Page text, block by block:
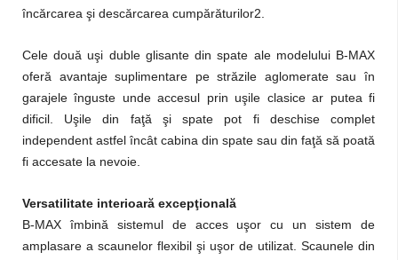
încărcarea şi descărcarea cumpărăturilor2.
Cele două uşi duble glisante din spate ale modelului B-MAX
oferă avantaje suplimentare pe străzile aglomerate sau în
garajele înguste unde accesul prin uşile clasice ar putea fi
dificil. Uşile din faţă şi spate pot fi deschise complet
independent astfel încât cabina din spate sau din faţă să poată
fi accesate la nevoie.
Versatilitate interioară excepţională
B-MAX îmbină sistemul de acces uşor cu un sistem de
amplasare a scaunelor flexibil şi uşor de utilizat. Scaunele din